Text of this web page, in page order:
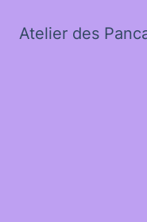
Atelier des